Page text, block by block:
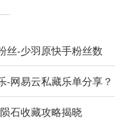
丝-少羽原快手粉丝数
-网易云私藏乐单分享？
石收藏攻略揭晓